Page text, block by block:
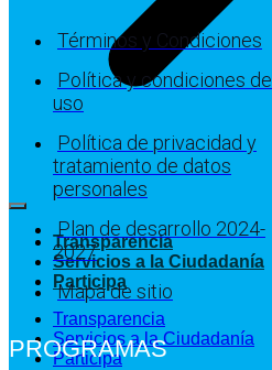
Transparencia
Servicios a la Ciudadanía
Participa
Transparencia
Servicios a la Ciudadanía
Participa
Términos y Condiciones
Política y condiciones de
uso
Política de privacidad y
tratamiento de datos
personales
Plan de desarrollo 2024-
2027
Mapa de sitio
PROGRAMAS